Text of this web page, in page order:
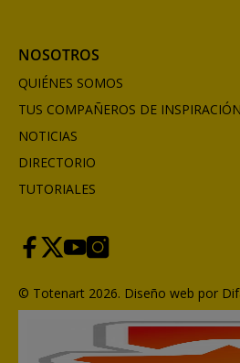
NOSOTROS
QUIÉNES SOMOS
TUS COMPAÑEROS DE INSPIRACIÓN
NOTICIAS
DIRECTORIO
TUTORIALES
© Totenart 2026. Diseño web por